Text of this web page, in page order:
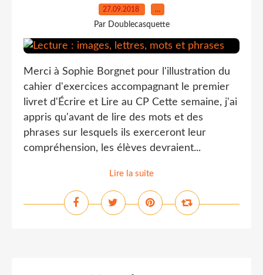
27.09.2018 …
Par Doublecasquette
Merci à Sophie Borgnet pour l'illustration du
cahier d'exercices accompagnant le premier
livret d'Écrire et Lire au CP Cette semaine, j'ai
appris qu'avant de lire des mots et des
phrases sur lesquels ils exerceront leur
compréhension, les élèves devraient...
Lire la suite